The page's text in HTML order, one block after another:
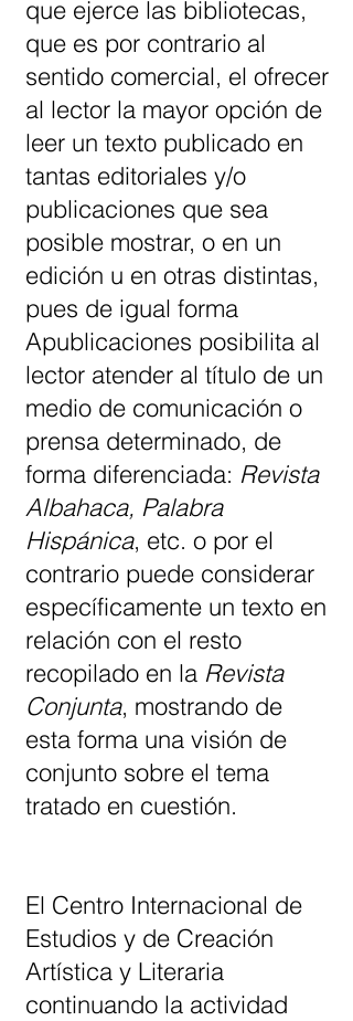
que ejerce las bibliotecas,
que es por contrario al
sentido comercial, el ofrecer
al lector la mayor opción de
leer un texto publicado en
tantas editoriales y/o
publicaciones que sea
posible mostrar, o en un
edición u en otras distintas,
pues de igual forma
Apublicaciones posibilita al
lector atender al título de un
medio de comunicación o
prensa determinado, de
forma diferenciada: Revista
Albahaca, Palabra
Hispánica, etc. o por el
contrario puede considerar
específicamente un texto en
relación con el resto
recopilado en la Revista
Conjunta, mostrando de
esta forma una visión de
conjunto sobre el tema
tratado en cuestión.
El Centro Internacional de
Estudios y de Creación
Artística y Literaria
continuando la actividad